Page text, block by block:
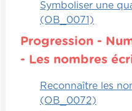
Symboliser une
(OB_0071)
Progression -
- Les nombres
Reconnaître les
(OB_0072)